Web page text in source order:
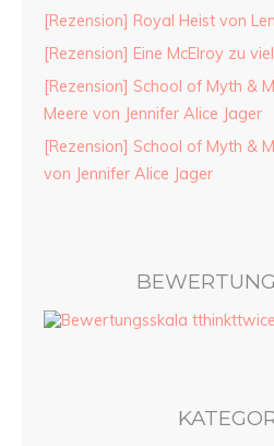
[Rezension] Royal Heist von
[Rezension] Eine McElroy zu
[Rezension] School of Myth &
Meere von Jennifer Alice Jager
[Rezension] School of Myth &
von Jennifer Alice Jager